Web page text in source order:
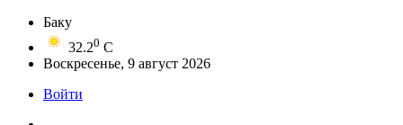
Баку
32.20 C
Воскресенье, 9 август 2026
Войти